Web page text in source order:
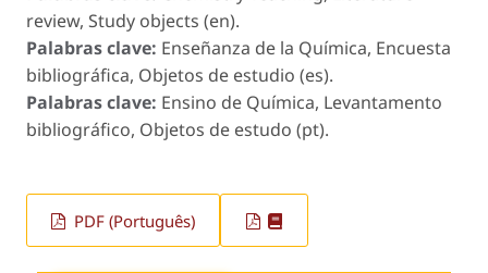
review, Study objects (en).
Palabras clave: Enseñanza de la Química, Encuesta
bibliográfica, Objetos de estudio (es).
Palabras clave: Ensino de Química, Levantamento
bibliográfico, Objetos de estudo (pt).
PDF (Português)